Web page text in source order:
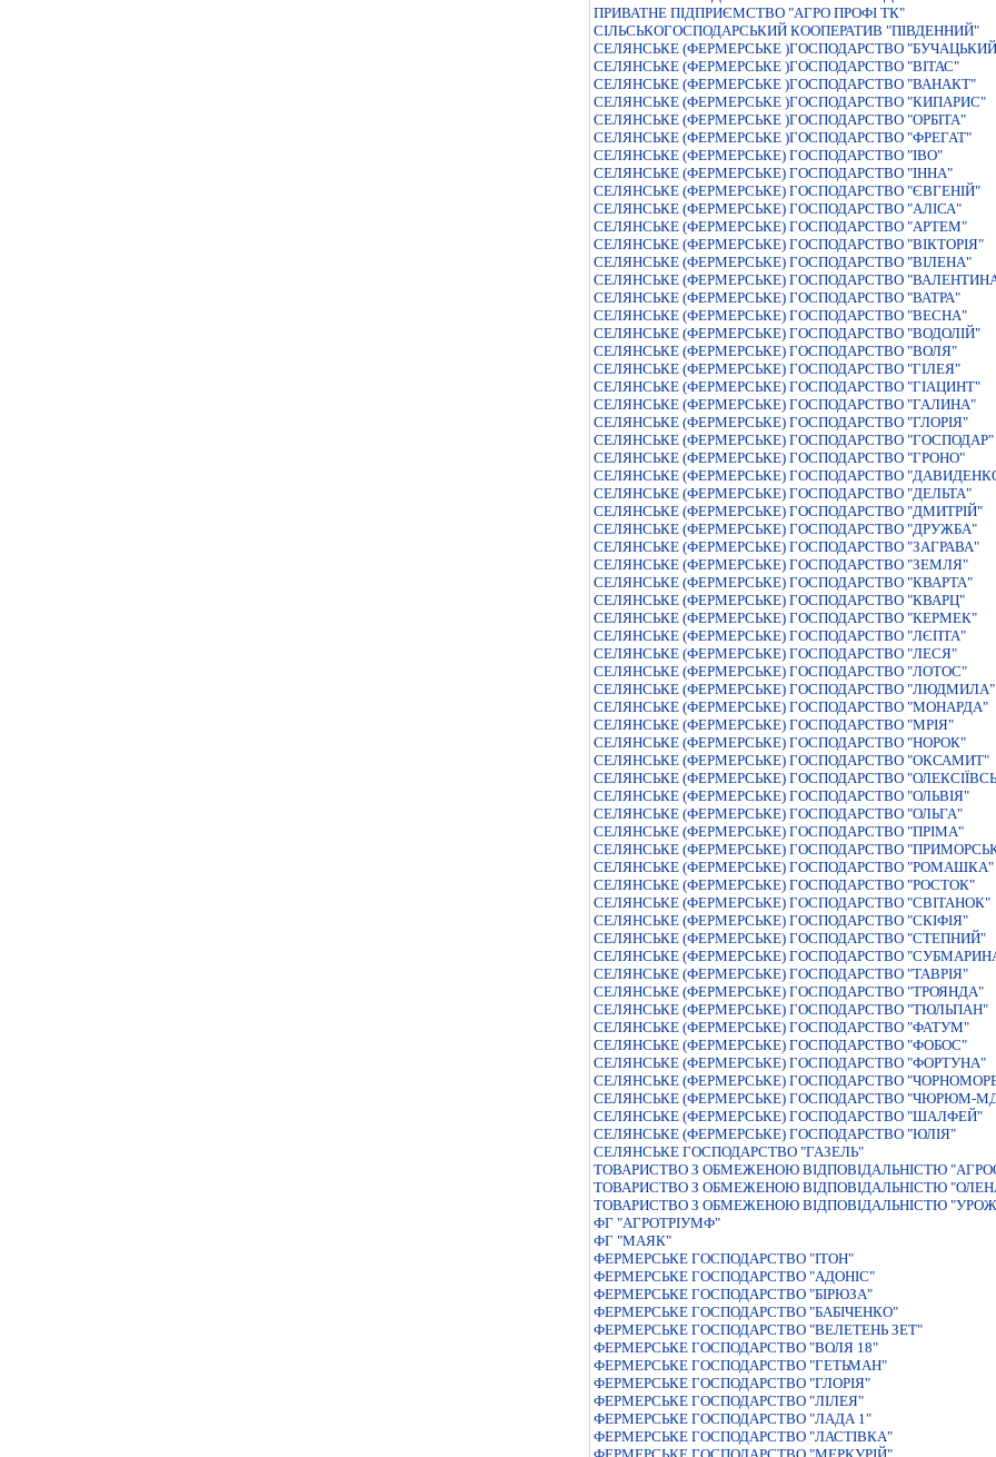
ПРИВАТНЕ ПІДПРИЄМСТВО "АГРО ПРОФІ ТК"
СIЛЬСЬКОГОСПОДАРСЬКИЙ КООПЕРАТИВ "ПIВДЕННИЙ"
СЕЛЯНСЬКЕ (ФЕРМЕРСЬКЕ )ГОСПОДАРСТВО "БУЧАЦЬКИЙ
СЕЛЯНСЬКЕ (ФЕРМЕРСЬКЕ )ГОСПОДАРСТВО "ВIТАС"
СЕЛЯНСЬКЕ (ФЕРМЕРСЬКЕ )ГОСПОДАРСТВО "ВАНАКТ"
СЕЛЯНСЬКЕ (ФЕРМЕРСЬКЕ )ГОСПОДАРСТВО "КИПАРИС"
СЕЛЯНСЬКЕ (ФЕРМЕРСЬКЕ )ГОСПОДАРСТВО "ОРБIТА"
СЕЛЯНСЬКЕ (ФЕРМЕРСЬКЕ )ГОСПОДАРСТВО "ФРЕГАТ"
СЕЛЯНСЬКЕ (ФЕРМЕРСЬКЕ) ГОСПОДАРСТВО "IВО"
СЕЛЯНСЬКЕ (ФЕРМЕРСЬКЕ) ГОСПОДАРСТВО "IННА"
СЕЛЯНСЬКЕ (ФЕРМЕРСЬКЕ) ГОСПОДАРСТВО "ЄВГЕНІЙ"
СЕЛЯНСЬКЕ (ФЕРМЕРСЬКЕ) ГОСПОДАРСТВО "АЛIСА"
СЕЛЯНСЬКЕ (ФЕРМЕРСЬКЕ) ГОСПОДАРСТВО "АРТЕМ"
СЕЛЯНСЬКЕ (ФЕРМЕРСЬКЕ) ГОСПОДАРСТВО "ВIКТОРIЯ"
СЕЛЯНСЬКЕ (ФЕРМЕРСЬКЕ) ГОСПОДАРСТВО "ВIЛЕНА"
СЕЛЯНСЬКЕ (ФЕРМЕРСЬКЕ) ГОСПОДАРСТВО
СЕЛЯНСЬКЕ (ФЕРМЕРСЬКЕ) ГОСПОДАРСТВО "ВАТРА"
СЕЛЯНСЬКЕ (ФЕРМЕРСЬКЕ) ГОСПОДАРСТВО "ВЕСНА"
СЕЛЯНСЬКЕ (ФЕРМЕРСЬКЕ) ГОСПОДАРСТВО "ВОДОЛIЙ"
СЕЛЯНСЬКЕ (ФЕРМЕРСЬКЕ) ГОСПОДАРСТВО "ВОЛЯ"
СЕЛЯНСЬКЕ (ФЕРМЕРСЬКЕ) ГОСПОДАРСТВО "ГIЛЕЯ"
СЕЛЯНСЬКЕ (ФЕРМЕРСЬКЕ) ГОСПОДАРСТВО "ГІАЦИНТ"
СЕЛЯНСЬКЕ (ФЕРМЕРСЬКЕ) ГОСПОДАРСТВО "ГАЛИНА"
СЕЛЯНСЬКЕ (ФЕРМЕРСЬКЕ) ГОСПОДАРСТВО "ГЛОРIЯ"
СЕЛЯНСЬКЕ (ФЕРМЕРСЬКЕ) ГОСПОДАРСТВО "ГОСПОДАР"
СЕЛЯНСЬКЕ (ФЕРМЕРСЬКЕ) ГОСПОДАРСТВО "ГРОНО"
СЕЛЯНСЬКЕ (ФЕРМЕРСЬКЕ) ГОСПОДАРСТВО
СЕЛЯНСЬКЕ (ФЕРМЕРСЬКЕ) ГОСПОДАРСТВО "ДЕЛЬТА"
СЕЛЯНСЬКЕ (ФЕРМЕРСЬКЕ) ГОСПОДАРСТВО "ДМИТРIЙ"
СЕЛЯНСЬКЕ (ФЕРМЕРСЬКЕ) ГОСПОДАРСТВО "ДРУЖБА"
СЕЛЯНСЬКЕ (ФЕРМЕРСЬКЕ) ГОСПОДАРСТВО "ЗАГРАВА"
СЕЛЯНСЬКЕ (ФЕРМЕРСЬКЕ) ГОСПОДАРСТВО "ЗЕМЛЯ"
СЕЛЯНСЬКЕ (ФЕРМЕРСЬКЕ) ГОСПОДАРСТВО "КВАРТА"
СЕЛЯНСЬКЕ (ФЕРМЕРСЬКЕ) ГОСПОДАРСТВО "КВАРЦ"
СЕЛЯНСЬКЕ (ФЕРМЕРСЬКЕ) ГОСПОДАРСТВО "КЕРМЕК"
СЕЛЯНСЬКЕ (ФЕРМЕРСЬКЕ) ГОСПОДАРСТВО "ЛЄПТА"
СЕЛЯНСЬКЕ (ФЕРМЕРСЬКЕ) ГОСПОДАРСТВО "ЛЕСЯ"
СЕЛЯНСЬКЕ (ФЕРМЕРСЬКЕ) ГОСПОДАРСТВО "ЛОТОС"
СЕЛЯНСЬКЕ (ФЕРМЕРСЬКЕ) ГОСПОДАРСТВО "ЛЮДМИЛА"
СЕЛЯНСЬКЕ (ФЕРМЕРСЬКЕ) ГОСПОДАРСТВО "МОНАРДА"
СЕЛЯНСЬКЕ (ФЕРМЕРСЬКЕ) ГОСПОДАРСТВО "МРІЯ"
СЕЛЯНСЬКЕ (ФЕРМЕРСЬКЕ) ГОСПОДАРСТВО "НОРОК"
СЕЛЯНСЬКЕ (ФЕРМЕРСЬКЕ) ГОСПОДАРСТВО "ОКСАМИТ"
СЕЛЯНСЬКЕ (ФЕРМЕРСЬКЕ) ГОСПОДАРСТВО
СЕЛЯНСЬКЕ (ФЕРМЕРСЬКЕ) ГОСПОДАРСТВО "ОЛЬВIЯ"
СЕЛЯНСЬКЕ (ФЕРМЕРСЬКЕ) ГОСПОДАРСТВО "ОЛЬГА"
СЕЛЯНСЬКЕ (ФЕРМЕРСЬКЕ) ГОСПОДАРСТВО "ПРIМА"
СЕЛЯНСЬКЕ (ФЕРМЕРСЬКЕ) ГОСПОДАРСТВО
СЕЛЯНСЬКЕ (ФЕРМЕРСЬКЕ) ГОСПОДАРСТВО "РОМАШКА"
СЕЛЯНСЬКЕ (ФЕРМЕРСЬКЕ) ГОСПОДАРСТВО "РОСТОК"
СЕЛЯНСЬКЕ (ФЕРМЕРСЬКЕ) ГОСПОДАРСТВО "СВIТАНОК"
СЕЛЯНСЬКЕ (ФЕРМЕРСЬКЕ) ГОСПОДАРСТВО "СКIФIЯ"
СЕЛЯНСЬКЕ (ФЕРМЕРСЬКЕ) ГОСПОДАРСТВО "СТЕПНИЙ"
СЕЛЯНСЬКЕ (ФЕРМЕРСЬКЕ) ГОСПОДАРСТВО
СЕЛЯНСЬКЕ (ФЕРМЕРСЬКЕ) ГОСПОДАРСТВО "ТАВРIЯ"
СЕЛЯНСЬКЕ (ФЕРМЕРСЬКЕ) ГОСПОДАРСТВО "ТРОЯНДА"
СЕЛЯНСЬКЕ (ФЕРМЕРСЬКЕ) ГОСПОДАРСТВО "ТЮЛЬПАН"
СЕЛЯНСЬКЕ (ФЕРМЕРСЬКЕ) ГОСПОДАРСТВО "ФАТУМ"
СЕЛЯНСЬКЕ (ФЕРМЕРСЬКЕ) ГОСПОДАРСТВО "ФОБОС"
СЕЛЯНСЬКЕ (ФЕРМЕРСЬКЕ) ГОСПОДАРСТВО "ФОРТУНА"
СЕЛЯНСЬКЕ (ФЕРМЕРСЬКЕ) ГОСПОДАРСТВО
СЕЛЯНСЬКЕ (ФЕРМЕРСЬКЕ) ГОСПОДАРСТВО "ЧЮРЮМ-
СЕЛЯНСЬКЕ (ФЕРМЕРСЬКЕ) ГОСПОДАРСТВО "ШАЛФЕЙ"
СЕЛЯНСЬКЕ (ФЕРМЕРСЬКЕ) ГОСПОДАРСТВО "ЮЛIЯ"
СЕЛЯНСЬКЕ ГОСПОДАРСТВО "ГАЗЕЛЬ"
ТОВАРИСТВО З ОБМЕЖЕНОЮ ВІДПОВІДАЛЬНІСТЮ
ТОВАРИСТВО З ОБМЕЖЕНОЮ ВІДПОВІДАЛЬНІСТЮ
ТОВАРИСТВО З ОБМЕЖЕНОЮ ВІДПОВІДАЛЬНІСТЮ
ФГ "АГРОТРІУМФ"
ФГ "МАЯК"
ФЕРМЕРСЬКЕ ГОСПОДАРСТВО "IТОН"
ФЕРМЕРСЬКЕ ГОСПОДАРСТВО "АДОНIС"
ФЕРМЕРСЬКЕ ГОСПОДАРСТВО "БIРЮЗА"
ФЕРМЕРСЬКЕ ГОСПОДАРСТВО "БАБIЧЕНКО"
ФЕРМЕРСЬКЕ ГОСПОДАРСТВО "ВЕЛЕТЕНЬ ЗЕТ"
ФЕРМЕРСЬКЕ ГОСПОДАРСТВО "ВОЛЯ 18"
ФЕРМЕРСЬКЕ ГОСПОДАРСТВО "ГЕТЬМАН"
ФЕРМЕРСЬКЕ ГОСПОДАРСТВО "ГЛОРIЯ"
ФЕРМЕРСЬКЕ ГОСПОДАРСТВО "ЛIЛЕЯ"
ФЕРМЕРСЬКЕ ГОСПОДАРСТВО "ЛАДА 1"
ФЕРМЕРСЬКЕ ГОСПОДАРСТВО "ЛАСТIВКА"